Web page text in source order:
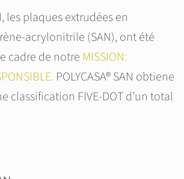
les plaques extrudées en
acrylonitrile (SAN), ont été
cadre de notre MISSION:
POLYCASA® SAN obtiene
classification FIVE-DOT d’un total